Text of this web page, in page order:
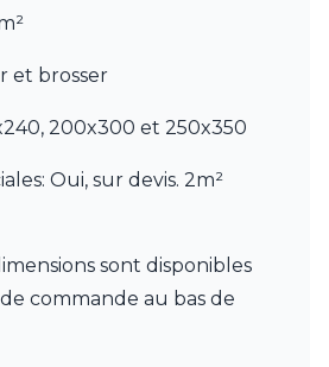
et brosser
200x300 et 250x350
Oui, sur devis. 2m²
sont disponibles
commande au bas de